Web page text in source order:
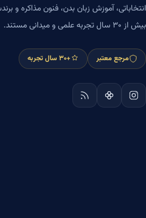
انتخاباتی، آموزش زبان بدن، فنون مذاکره و
بیش از ۳۰ سال تجربه علمی و میدانی مستند.
مرجع معتبر +۳۰ سال تجربه